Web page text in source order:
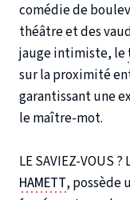
comédie de
théâtre et des
jauge intimiste, le
sur la proximité
garantissant une
le maître-mot.
LE SAVIEZ-VOUS
HAMETT, possède